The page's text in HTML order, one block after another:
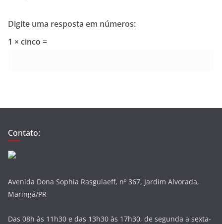
Digite uma resposta em números:
1 × cinco =
Contato:
Avenida Dona Sophia Rasgulaeff, nº 367, Jardim Alvorada,
Maringá/PR
Das 08h às 11h30 e das 13h30 às 17h30, de segunda a sexta-